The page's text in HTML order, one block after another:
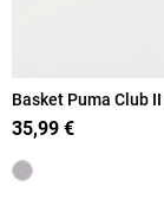
Basket Puma Club
(20-27)
35,99 €